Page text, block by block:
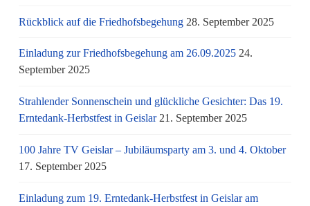
Rückblick auf die Friedhofsbegehung 28. September 2025
Einladung zur Friedhofsbegehung am 26.09.2025 24.
September 2025
Strahlender Sonnenschein und glückliche Gesichter: Das 19.
Erntedank-Herbstfest in Geislar 21. September 2025
100 Jahre TV Geislar – Jubiläumsparty am 3. und 4. Oktober
17. September 2025
Einladung zum 19. Erntedank-Herbstfest in Geislar am